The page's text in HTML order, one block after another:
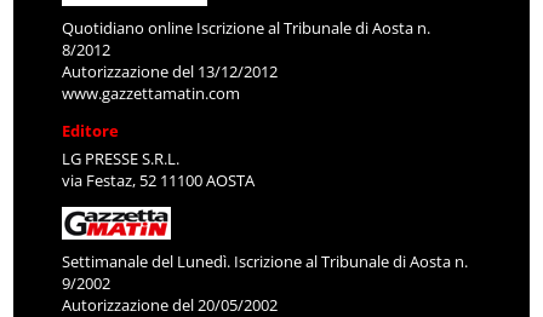
Quotidiano online Iscrizione al Tribunale di Aosta n.
8/2012
Autorizzazione del 13/12/2012
www.gazzettamatin.com
Editore
LG PRESSE S.R.L.
via Festaz, 52 11100 AOSTA
Settimanale del Lunedì. Iscrizione al Tribunale di Aosta n.
9/2002
Autorizzazione del 20/05/2002